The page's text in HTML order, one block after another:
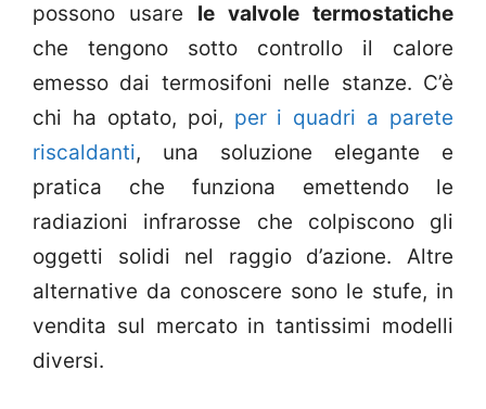
possono usare le valvole termostatiche
che tengono sotto controllo il calore
emesso dai termosifoni nelle stanze. C’è
chi ha optato, poi, per i quadri a parete
riscaldanti, una soluzione elegante e
pratica che funziona emettendo le
radiazioni infrarosse che colpiscono gli
oggetti solidi nel raggio d’azione. Altre
alternative da conoscere sono le stufe, in
vendita sul mercato in tantissimi modelli
diversi.